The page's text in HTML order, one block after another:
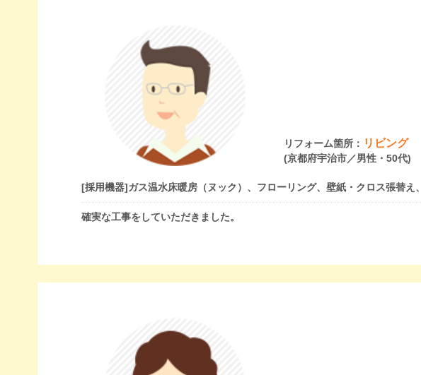
リフォーム箇所： リビング
(京都府宇治市／男性・50代)
[採用機器]ガス温水床暖房（ヌック）、フローリング、壁紙・クロス張替
確実な工事をしていただきました。